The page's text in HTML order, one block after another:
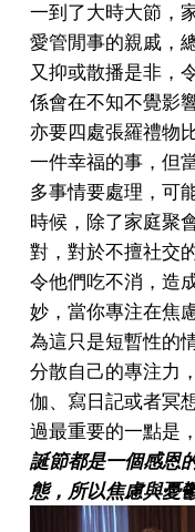
一到了大時大節，
愛管閒事的親戚，
又抑或散播是非，
係會在不知不覺影
亦要四處張羅禮物
一件幸福的事，但
多事情要處理，可
時候，除了家庭聚
對，對於不擅社交
令他們吃不消，造
妙，當你專注在焦
為這只是短暫性的
分散自己的專注力
伽、寫日記或者冥
過最重要的一點是
誕節都是一個感恩
態，所以焦慮與憂